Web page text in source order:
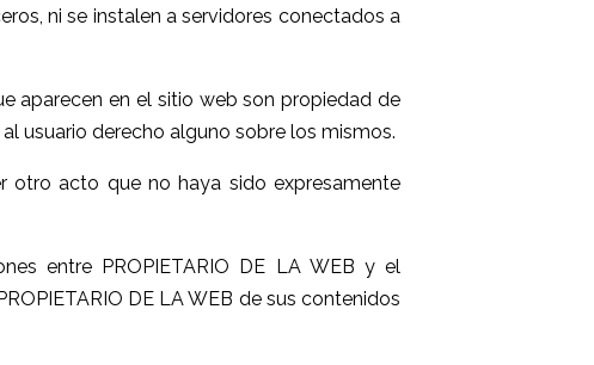
ni se instalen a servidores conectados a
aparecen en el sitio web son propiedad de
usuario derecho alguno sobre los mismos.
otro acto que no haya sido expresamente
entre PROPIETARIO DE LA WEB y el
DE LA WEB de sus contenidos